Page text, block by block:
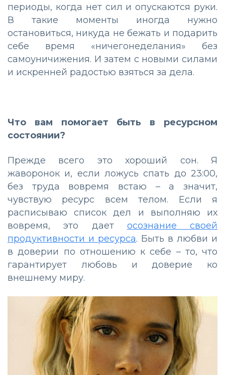
периоды, когда нет сил и опускаются руки.
В такие моменты иногда нужно
остановиться, никуда не бежать и подарить
себе время «ничегонеделания» без
самоуничижения. И затем с новыми силами
и искренней радостью взяться за дела.
Что вам помогает быть в ресурсном
состоянии?
Прежде всего это хороший сон. Я
жаворонок и, если ложусь спать до 23:00,
без труда вовремя встаю – а значит,
чувствую ресурс всем телом. Если я
расписываю список дел и выполняю их
вовремя, это дает осознание своей
продуктивности и ресурса. Быть в любви и
в доверии по отношению к себе – то, что
гарантирует любовь и доверие ко
внешнему миру.